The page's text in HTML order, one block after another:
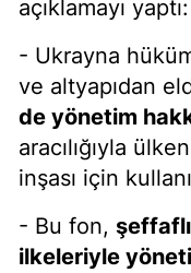
açıklamayı yaptı:
- Ukrayna
ve altyapıdan
de yönetim
aracılığıyla
inşası için
- Bu fon,
ilkeleriyle